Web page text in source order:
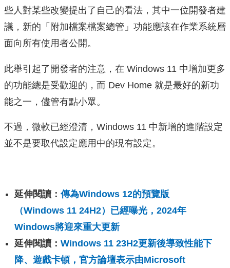
些人對某些改變提出了自己的看法，其中一位開發者建
議，新的「附加檔案檔案總管」功能應該在作業系統層
面向所有使用者公開。
此舉引起了開發者的注意，在 Windows 11 中增加更多
的功能總是受歡迎的，而 Dev Home 就是最好的新功
能之一，儘管有點小眾。
不過，微軟已經澄清，Windows 11 中新增的進階設定
並不是要取代設定應用中的現有設定。
延伸閱讀：傳為Windows 12的預覽版
（Windows 11 24H2）已經曝光，2024年
Windows將迎來重大更新
延伸閱讀： Windows 11 23H2更新後導致性能下
降、遊戲卡頓，官方論壇表示由Microsoft